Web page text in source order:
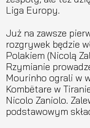
Liga Europy.
Już na zawsze
rozgrywek będzie
Polakiem (Nicolą
Rzymianie
Mourinho ograli w
Kombëtare w
Nicolo Zaniolo.
podstawowym